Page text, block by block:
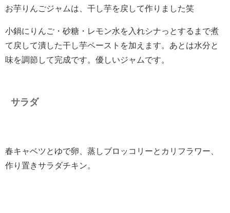
お芋りんごジャムは、干し芋を戻して作りました笑
小鍋にりんご・砂糖・レモン水を入れシナっとするまで煮
て戻して潰した干し芋ペーストを加えます。あとは水分と
味を調節して完成です。優しいジャムです。
サラダ
春キャベツとゆで卵、蒸しブロッコリーとカリフラワー、
作り置きサラダチキン。